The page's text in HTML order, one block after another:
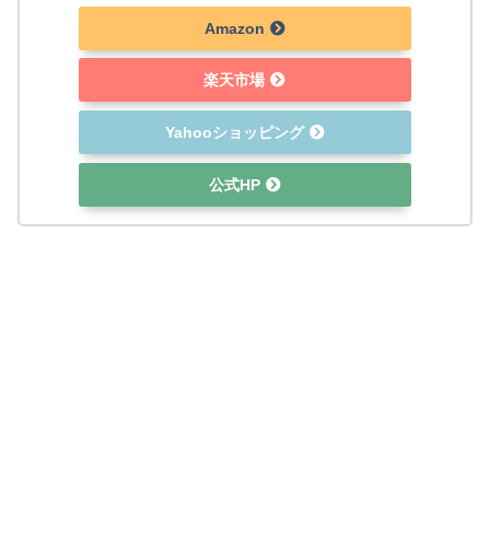
Amazon
楽天市場
Yahooショッピング
公式HP